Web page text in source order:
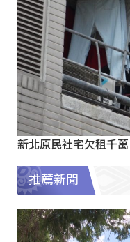
新北原民社宅欠租千
推薦新聞